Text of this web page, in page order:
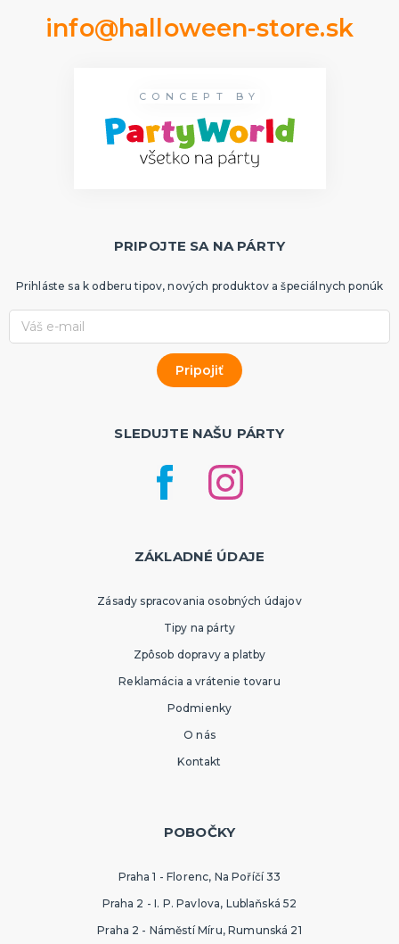
info@halloween-store.sk
CONCEPT BY
PRIPOJTE SA NA PÁRTY
Prihláste sa k odberu tipov, nových produktov a špeciálnych ponúk
SLEDUJTE NAŠU PÁRTY
ZÁKLADNÉ ÚDAJE
Zásady spracovania osobných údajov
Tipy na párty
Zpôsob dopravy a platby
Reklamácia a vrátenie tovaru
Podmienky
O nás
Kontakt
POBOČKY
Praha 1 - Florenc, Na Poříčí 33
Praha 2 - I. P. Pavlova, Lublaňská 52
Praha 2 - Náměstí Míru, Rumunská 21